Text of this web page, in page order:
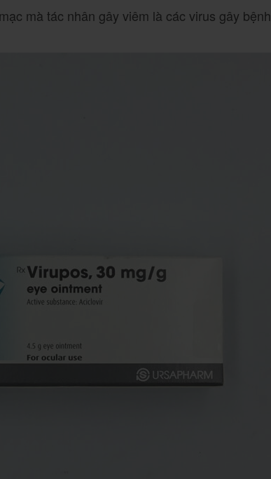
mà tác nhân gây viêm là các virus gây bệnh